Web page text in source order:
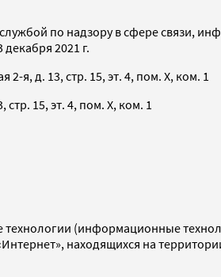
по надзору в сфере связи,
2021 г.
я, д. 13, стр. 15, эт. 4, пом. X, ком. 1
15, эт. 4, пом. X, ком. 1
(информационные
находящихся на